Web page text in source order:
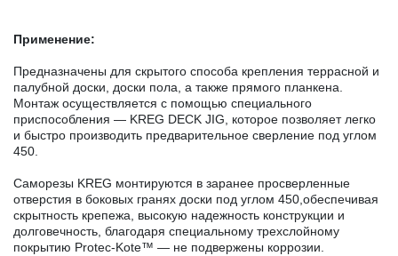
Применение:
Предназначены для скрытого способа крепления террасной и
палубной доски, доски пола, а также прямого планкена.
Монтаж осуществляется с помощью специального
приспособления — KREG DECK JIG, которое позволяет легко
и быстро производить предварительное сверление под углом
450.
Саморезы KREG монтируются в заранее просверленные
отверстия в боковых гранях доски под углом 450,обеспечивая
скрытность крепежа, высокую надежность конструкции и
долговечность, благодаря специальному трехслойному
покрытию Protec-Kote™ — не подвержены коррозии.